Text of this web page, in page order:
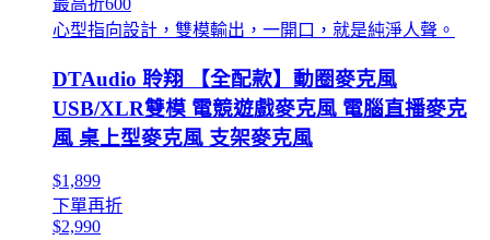
最高折600
心型指向設計，雙模輸出，一開口，就是純淨人聲。
DTAudio 聆翔 【全配款】動圈麥克風
USB/XLR雙模 電競遊戲麥克風 電腦直播麥克
風 桌上型麥克風 支架麥克風
$1,899
下單再折
$2,990